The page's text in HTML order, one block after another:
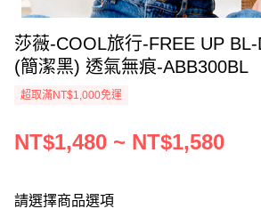
莎薇-COOL旅行-FREE UP
(簡潔黑) 透氣無痕-ABB300BL
超取滿NT$1,000免運
NT$1,480 ~ NT$1,580
請選擇商品選項